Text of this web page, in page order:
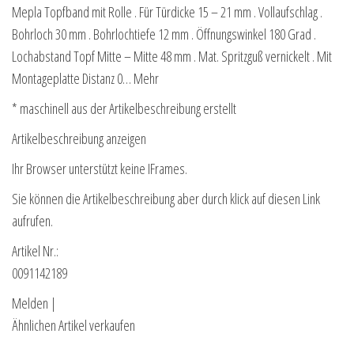
Mepla Topfband mit Rolle . Für Türdicke 15 – 21 mm . Vollaufschlag .
Bohrloch 30 mm . Bohrlochtiefe 12 mm . Öffnungswinkel 180 Grad .
Lochabstand Topf Mitte – Mitte 48 mm . Mat. Spritzguß vernickelt . Mit
Montageplatte Distanz 0… Mehr
* maschinell aus der Artikelbeschreibung erstellt
Artikelbeschreibung anzeigen
Ihr Browser unterstützt keine IFrames.
Sie können die Artikelbeschreibung aber durch klick auf diesen Link
aufrufen.
Artikel Nr.:
0091142189
Melden |
Ähnlichen Artikel verkaufen